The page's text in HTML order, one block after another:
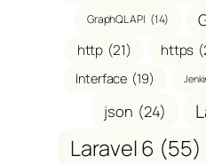
GraphQL API (14)
http (21) https
Interface (19)
json (24)
Laravel 6 (55)